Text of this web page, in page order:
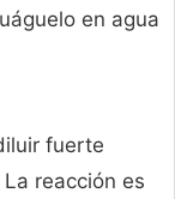
en agua
fuerte
reacción es